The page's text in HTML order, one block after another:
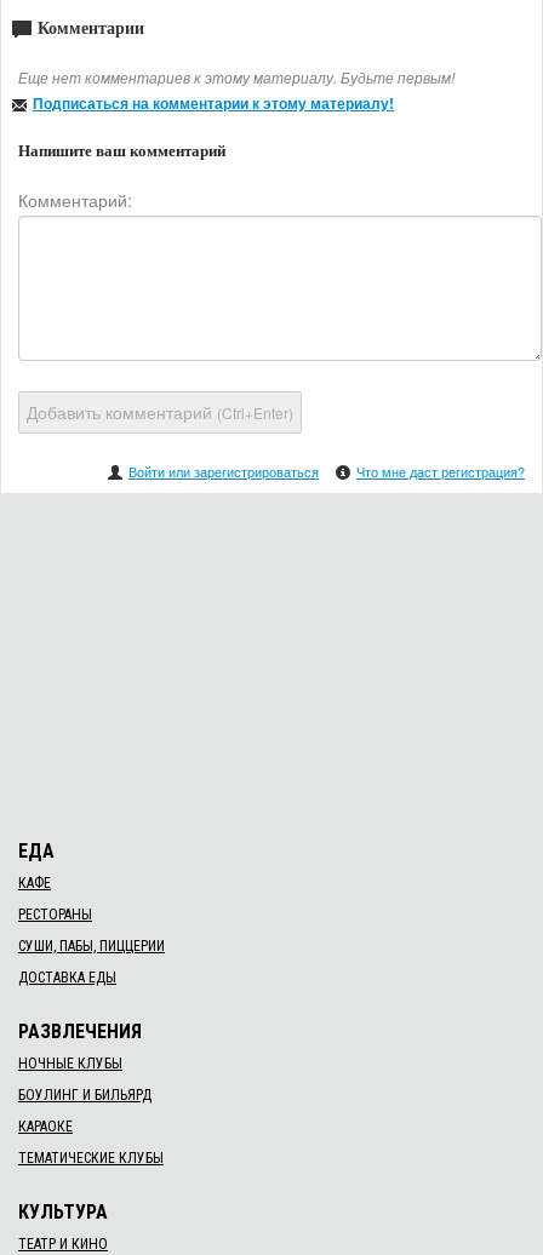
Комментарии
Еще нет комментариев к этому материалу. Будьте первым!
Подписаться на комментарии к этому материалу!
Напишите ваш комментарий
Комментарий:
Добавить комментарий (Ctrl+Enter)
Войти или зарегистрироваться Что мне даст регистрация?
ЕДА
КАФЕ
РЕСТОРАНЫ
СУШИ, ПАБЫ, ПИЦЦЕРИИ
ДОСТАВКА ЕДЫ
РАЗВЛЕЧЕНИЯ
НОЧНЫЕ КЛУБЫ
БОУЛИНГ И БИЛЬЯРД
КАРАОКЕ
ТЕМАТИЧЕСКИЕ КЛУБЫ
КУЛЬТУРА
ТЕАТР И КИНО